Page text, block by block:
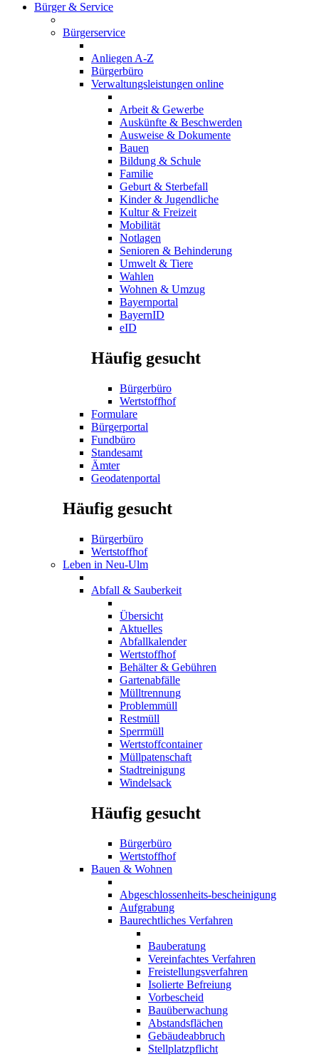
Bürger & Service
Bürgerservice
Anliegen A-Z
Bürgerbüro
Verwaltungsleistungen online
Arbeit & Gewerbe
Auskünfte & Beschwerden
Ausweise & Dokumente
Bauen
Bildung & Schule
Familie
Geburt & Sterbefall
Kinder & Jugendliche
Kultur & Freizeit
Mobilität
Notlagen
Senioren & Behinderung
Umwelt & Tiere
Wahlen
Wohnen & Umzug
Bayernportal
BayernID
eID
Häufig gesucht
Bürgerbüro
Wertstoffhof
Formulare
Bürgerportal
Fundbüro
Standesamt
Ämter
Geodatenportal
Häufig gesucht
Bürgerbüro
Wertstoffhof
Leben in Neu-Ulm
Abfall & Sauberkeit
Übersicht
Aktuelles
Abfallkalender
Wertstoffhof
Behälter & Gebühren
Gartenabfälle
Mülltrennung
Problemmüll
Restmüll
Sperrmüll
Wertstoffcontainer
Müllpatenschaft
Stadtreinigung
Windelsack
Häufig gesucht
Bürgerbüro
Wertstoffhof
Bauen & Wohnen
Abgeschlossenheits-bescheinigung
Aufgrabung
Baurechtliches Verfahren
Bauberatung
Vereinfachtes Verfahren
Freistellungsverfahren
Isolierte Befreiung
Vorbescheid
Bauüberwachung
Abstandsflächen
Gebäudeabbruch
Stellplatzpflicht